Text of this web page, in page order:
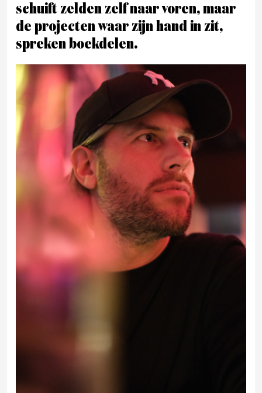
schuift zelden zelf naar voren, maar
de projecten waar zijn hand in zit,
spreken boekdelen.